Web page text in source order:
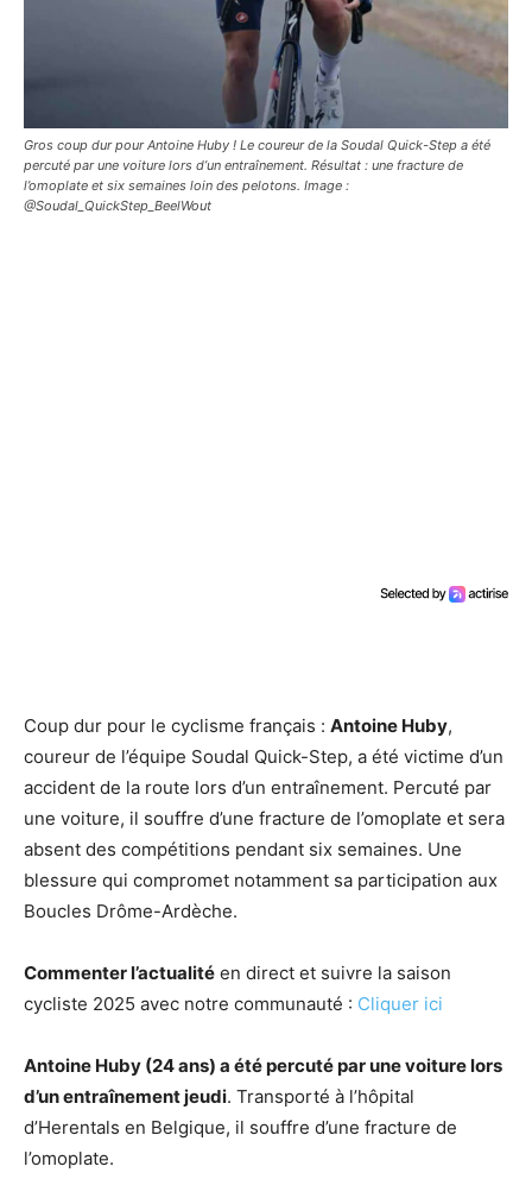
Gros coup dur pour Antoine Huby ! Le coureur de la Soudal Quick-Step a été
percuté par une voiture lors d’un entraînement. Résultat : une fracture de
l’omoplate et six semaines loin des pelotons. Image :
@Soudal_QuickStep_BeelWout
Coup dur pour le cyclisme français : Antoine Huby,
coureur de l’équipe Soudal Quick-Step, a été victime d’un
accident de la route lors d’un entraînement. Percuté par
une voiture, il souffre d’une fracture de l’omoplate et sera
absent des compétitions pendant six semaines. Une
blessure qui compromet notamment sa participation aux
Boucles Drôme-Ardèche.
Commenter l’actualité en direct et suivre la saison
cycliste 2025 avec notre communauté : Cliquer ici
Antoine Huby (24 ans) a été percuté par une voiture lors
d’un entraînement jeudi. Transporté à l’hôpital
d’Herentals en Belgique, il souffre d’une fracture de
l’omoplate.